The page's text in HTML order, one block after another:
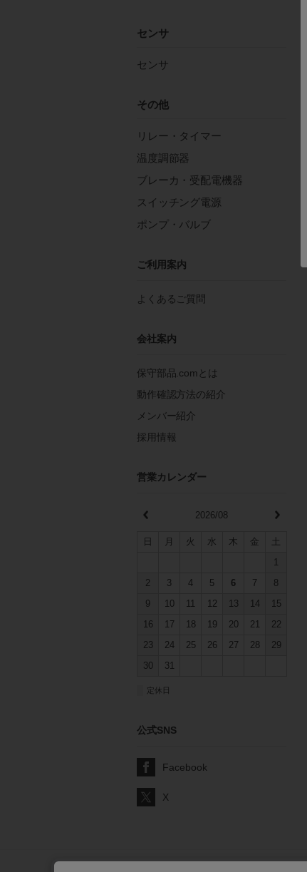
センサ
センサ
その他
リレー・タイマー
温度調節器
ブレーカ・受配電機器
スイッチング電源
ポンプ・バルブ
ご利用案内
よくあるご質問
会社案内
保守部品.comとは
動作確認方法の紹介
メンバー紹介
採用情報
営業カレンダー
2026/08
日 月 火 水 木 金
1
2
3 4 5 6 7
8
9
10 11 12 13 14
15
16
17 18 19 20 21
22
23
24 25 26 27 28
29
30
31
定休日
公式SNS
Facebook
X